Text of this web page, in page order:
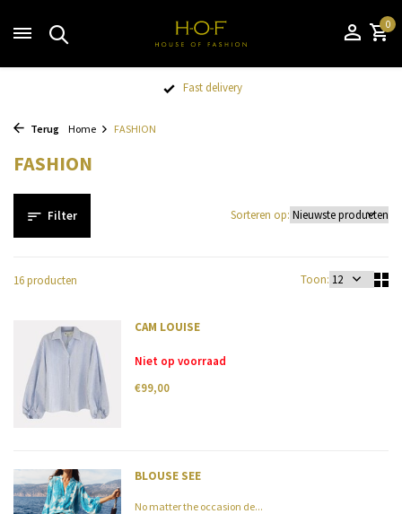
0
Fast delivery
Terug Home FASHION
FASHION
Filter
16 producten Toon:
Sorteren op:
CAM LOUISE
Niet op voorraad
€99,00
BLOUSE SEE
No matter the occasion de...